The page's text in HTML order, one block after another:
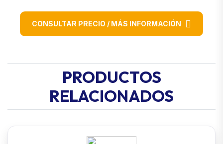
CONSULTAR PRECIO / MÁS INFORMACIÓN
PRODUCTOS
RELACIONADOS